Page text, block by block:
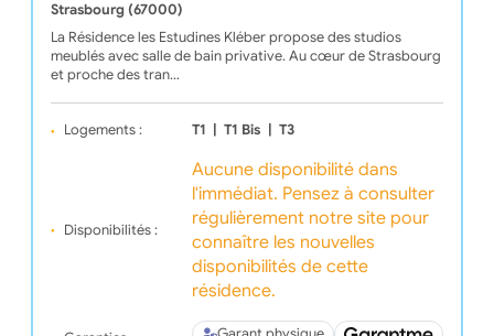
Strasbourg (67000)
La Résidence les Estudines Kléber propose des studios
meublés avec salle de bain privative. Au cœur de Strasbourg
et proche des tran…
Logements : T1 T1 Bis T3
Disponibilités :
Aucune disponibilité dans
l'immédiat. Pensez à consulter
régulièrement notre site pour
connaître les nouvelles
disponibilités de cette
résidence.